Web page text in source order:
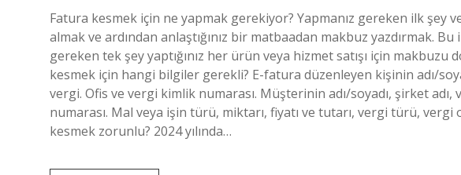
Fatura kesmek için ne yapmak gerekiyor? Yapmanız gereken ilk şey
almak ve ardından anlaştığınız bir matbaadan makbuz yazdırmak. Bu
gereken tek şey yaptığınız her ürün veya hizmet satışı için
kesmek için hangi bilgiler gerekli? E-fatura düzenleyen kişinin adı/
vergi. Ofis ve vergi kimlik numarası. Müşterinin adı/soyadı, şirket
numarası. Mal veya işin türü, miktarı, fiyatı ve tutarı, vergi türü, vergi
kesmek zorunlu? 2024 yılında…